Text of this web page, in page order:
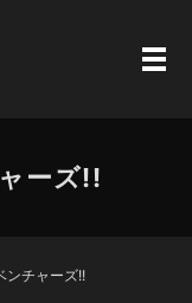
ーズ!!
ンチャーズ!!